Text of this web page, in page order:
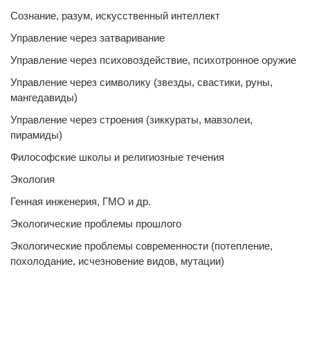
Сознание, разум, искусственный интеллект
Управление через затваривание
Управление через психовоздействие, психотронное оружие
Управление через символику (звезды, свастики, руны,
мангедавиды)
Управление через строения (зиккураты, мавзолеи,
пирамиды)
Философские школы и религиозные течения
Экология
Генная инженерия, ГМО и др.
Экологические проблемы прошлого
Экологические проблемы современности (потепление,
похолодание, исчезновение видов, мутации)